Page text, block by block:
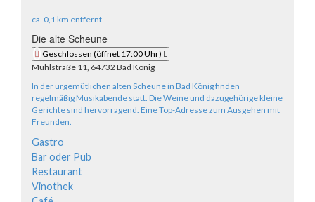
ca. 0,1 km entfernt
Die alte Scheune
Geschlossen (öffnet 17:00 Uhr)
Mühlstraße 11, 64732 Bad König
In der urgemütlichen alten Scheune in Bad König finden
regelmäßig Musikabende statt. Die Weine und dazugehörige kleine
Gerichte sind hervorragend. Eine Top-Adresse zum Ausgehen mit
Freunden.
Gastro
Bar oder Pub
Restaurant
Vinothek